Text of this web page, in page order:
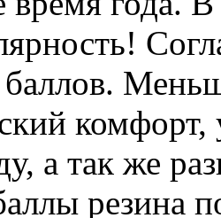
баллов.
а так же
резина